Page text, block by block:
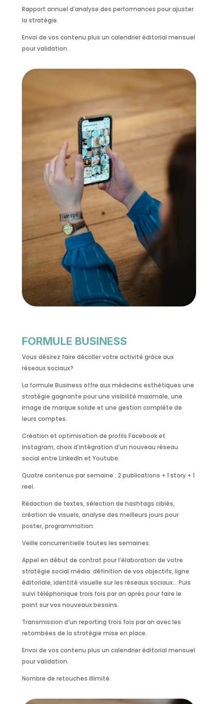
Rapport annuel d’analyse des performances pour ajuster
la stratégie.
Envoi de vos contenu plus un calendrier éditorial mensuel
pour validation.
FORMULE BUSINESS
Vous désirez faire décoller votre activité grâce aux
réseaux sociaux?
La formule Business offre aux médecins esthétiques une
stratégie gagnante pour une visibilité maximale, une
image de marque solide et une gestion complète de
leurs comptes.
Création et optimisation de profils Facebook et
Instagram, choix d’intégration d’un nouveau réseau
social entre LinkedIn et Youtube.
Quatre contenus par semaine : 2 publications + 1 story + 1
reel.
Rédaction de textes, sélection de hashtags ciblés,
création de visuels, analyse des meilleurs jours pour
poster, programmation.
Veille concurrentielle toutes les semaines.
Appel en début de contrat pour l’élaboration de votre
stratégie social média: définition de vos objectifs, ligne
éditoriale, identité visuelle sur les réseaux sociaux… Puis
suivi téléphonique trois fois par an après pour faire le
point sur vos nouveaux besoins.
Transmission d’un reporting trois fois par an avec les
retombées de la stratégie mise en place.
Envoi de vos contenu plus un calendrier éditorial mensuel
pour validation.
Nombre de retouches illimité.